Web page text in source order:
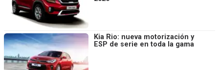
Kia Rio: nueva motorización y
ESP de serie en toda la gama